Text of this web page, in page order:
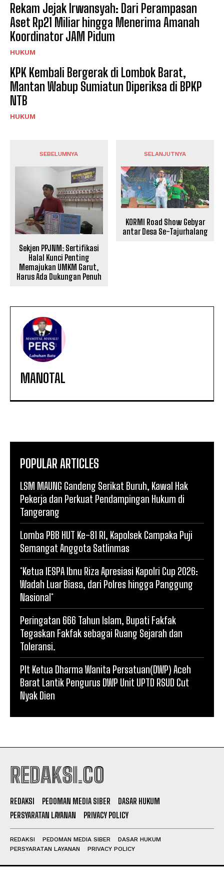
Rekam Jejak Irwansyah: Dari Perampasan
Aset Rp21 Miliar hingga Menerima Amanah
Koordinator JAM Pidum
HUKUM
KPK Kembali Bergerak di Lombok Barat,
Mantan Wabup Sumiatun Diperiksa di BPKP
NTB
HUKUM
SEBELUMNYA
Sekjen PPJNM: Sertifikasi
Halal Kunci Penting
Memajukan UMKM Garut,
Harus Ada Dukungan Penuh
SELANJUTNYA
KORMI Road Show Gebyar
antar Desa Se-Tajurhalang
MANOTAL
POPULAR ARTICLES
LSM MAUNG Gandeng Serikat Buruh, Kawal Hak
Pekerja dan Perkuat Pendampingan Hukum di
Tangerang
Lomba PBB HUT Ke-81 RI, Kapolsek Campaka Puji
Semangat Anggota Satlinmas
*Ketua IESPA Ibnu Riza Apresiasi Kapolri Cup 2026:
Wadah Luar Biasa, dari Polres hingga Panggung
Nasional*
Peringatan 666 Tahun Islam, Bupati Fakfak
Tegaskan Fakfak sebagai Ruang Sejarah dan
Toleransi.
Plt Ketua Dharma Wanita Persatuan(DWP) Aceh
Barat Lantik Pengurus DWP Unit UPTD RSUD Cut
Nyak Dien
REDAKSI.CO
REDAKSI PEDOMAN MEDIA SIBER
DASAR HUKUM
PERSYARATAN LAYANAN
PRIVACY POLICY
REDAKSI PEDOMAN MEDIA SIBER
DASAR HUKUM
PERSYARATAN LAYANAN
PRIVACY POLICY